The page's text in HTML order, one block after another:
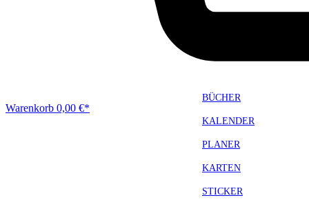
Warenkorb 0,00 €*
BÜCHER
KALENDER
PLANER
KARTEN
STICKER